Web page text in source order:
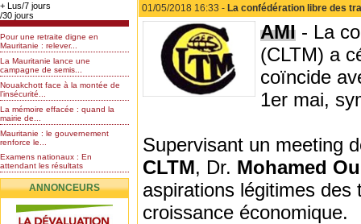
+ Lus/7 jours
/30 jours
Pour une retraite digne en
Mauritanie : relever...
La Mauritanie lance une
campagne de semis...
Nouakchott face à la montée de
l’insécurité...
La mémoire effacée : quand la
mairie de...
Mauritanie : le gouvernement
renforce le...
Examens nationaux : En
attendant les résultats
Nomination de l’Honorable Diye
Ba au poste de...
Mauritanie : les résultats du
baccalauréat 2026...
ANNONCEURS
01/05/2018 16:33 - La confédération libre des
AMI - La
(CLTM) a
coïncide
1er mai,
Supervisant un meeting
CLTM, Dr. Mohamed
aspirations légitimes
croissance économique.